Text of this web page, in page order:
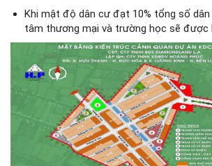
Khi mật độ dân cư đạt 10% tổng số
tâm thương mại và trường học sẽ được